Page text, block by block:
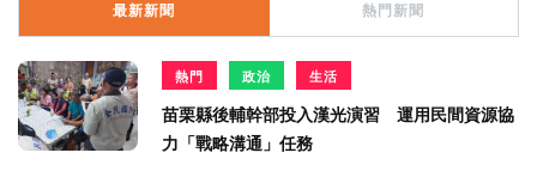
最新新聞 熱門新聞
熱門 政治 生活
苗栗縣後輔幹部投入漢光演習 運用民間資源協
力「戰略溝通」任務